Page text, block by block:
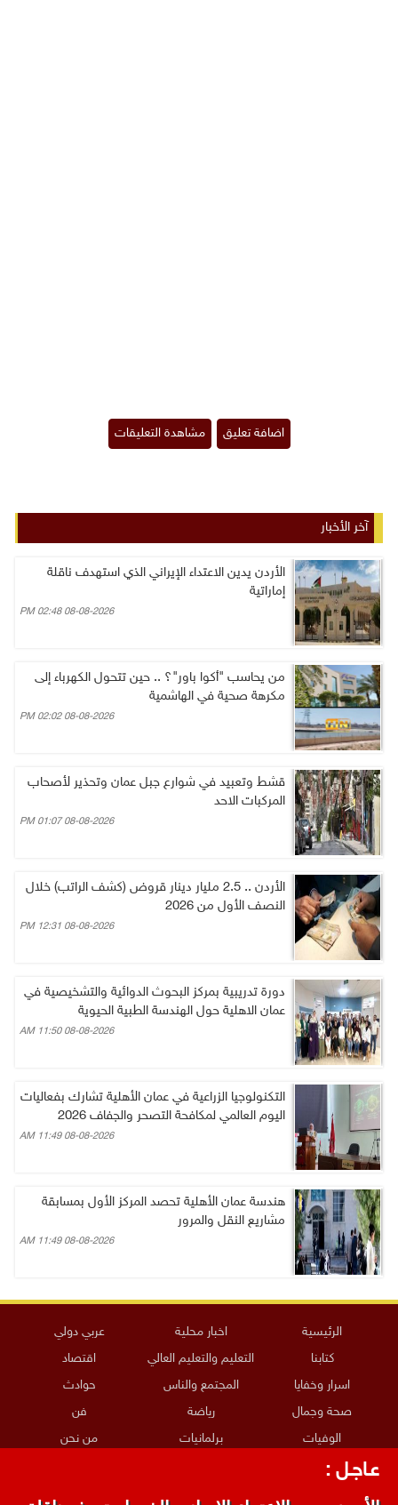
آخر الأخبار
الأردن يدين الاعتداء الإيراني الذي استهدف ناقلة
إماراتية
08-08-2026 02:48 PM
من يحاسب "أكوا باور"؟ .. حين تتحول الكهرباء إلى
مكرهة صحية في الهاشمية
08-08-2026 02:02 PM
قشط وتعبيد في شوارع جبل عمان وتحذير لأصحاب
المركبات الاحد
08-08-2026 01:07 PM
الأردن .. 2.5 مليار دينار قروض (كشف الراتب) خلال
النصف الأول من 2026
08-08-2026 12:31 PM
دورة تدريبية بمركز البحوث الدوائية والتشخيصية في
عمان الاهلية حول الهندسة الطبية الحيوية
08-08-2026 11:50 AM
التكنولوجيا الزراعية في عمان الأهلية تشارك بفعاليات
اليوم العالمي لمكافحة التصحر والجفاف 2026
08-08-2026 11:49 AM
هندسة عمان الأهلية تحصد المركز الأول بمسابقة
مشاريع النقل والمرور
08-08-2026 11:49 AM
الرئيسية اخبار محلية
عربي دولي
كتابنا
التعليم والتعليم العالي
اقتصاد
اسرار وخفايا
المجتمع والناس
حوادث
صحة وجمال
رياضة
فن
الوفيات
برلمانيات
من نحن
ارسل خبراً
جميع حقوق النشر محفوظة لدى الهاشمية ويحظر نشر أو توزيع أو طبع أي
عـاجـل :